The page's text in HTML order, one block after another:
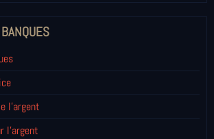
l'argent
l'argent